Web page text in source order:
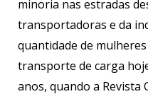
minoria nas estradas
transportadoras e da
quantidade de
transporte de carga
anos, quando a Revista